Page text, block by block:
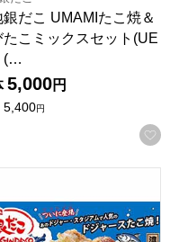
りに登録する
銀だこ UMAMIたこ焼＆
たこミックスセット(UE
(…
5,000円
5,400円
43) (L8214)【サクワ】